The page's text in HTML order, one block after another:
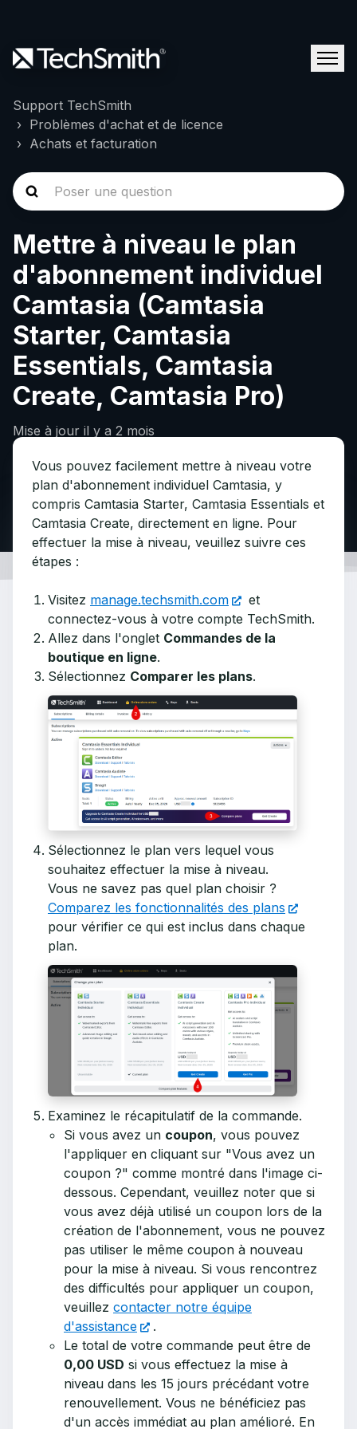
Support TechSmith
Problèmes d'achat et de licence
Achats et facturation
Mettre à niveau le plan
d'abonnement individuel
Camtasia (Camtasia
Starter, Camtasia
Essentials, Camtasia
Create, Camtasia Pro)
Mise à jour il y a 2 mois
Vous pouvez facilement mettre à niveau votre
plan d'abonnement individuel Camtasia, y
compris Camtasia Starter, Camtasia Essentials et
Camtasia Create, directement en ligne. Pour
effectuer la mise à niveau, veuillez suivre ces
étapes :
Visitez manage.techsmith.com
et
connectez-vous à votre compte TechSmith.
Allez dans l'onglet Commandes de la
boutique en ligne.
Sélectionnez Comparer les plans.
Sélectionnez le plan vers lequel vous
souhaitez effectuer la mise à niveau.
Vous ne savez pas quel plan choisir ?
Comparez les fonctionnalités des plans
pour vérifier ce qui est inclus dans chaque
plan.
Examinez le récapitulatif de la commande.
Si vous avez un coupon, vous pouvez
l'appliquer en cliquant sur "Vous avez un
coupon ?" comme montré dans l'image ci-
dessous. Cependant, veuillez noter que si
vous avez déjà utilisé un coupon lors de la
création de l'abonnement, vous ne pouvez
pas utiliser le même coupon à nouveau
pour la mise à niveau. Si vous rencontrez
des difficultés pour appliquer un coupon,
veuillez contacter notre équipe
d'assistance
.
Le total de votre commande peut être de
0,00 USD si vous effectuez la mise à
niveau dans les 15 jours précédant votre
renouvellement. Vous ne bénéficiez pas
d'un accès immédiat au plan amélioré. En